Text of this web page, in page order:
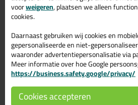
Kenmerk
Verlijmend
Gerelateerde
voorweigeren, plaatsen we alleen
cookies.
Daarnaast gebruiken wij cookies en
gepersonaliseerde en niet-
waaronder advertentiepersonalisatie via
Meer informatie over hoe Google
https://business.safety.google/privacy/
Cookies accepteren